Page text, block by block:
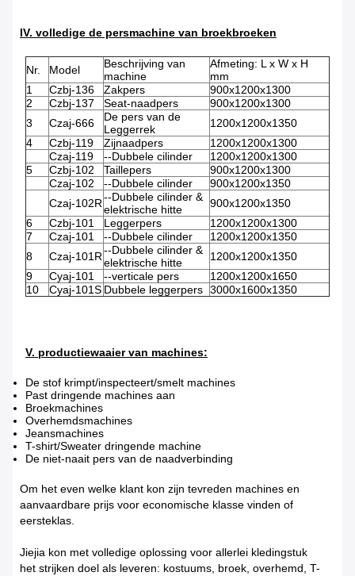
IV. volledige de persmachine van broekbroeken
Nr. Model
Beschrijving van
machine
Afmeting: L x W x H
mm
1
Czbj-136 Zakpers
900x1200x1300
2
Czbj-137 Seat-naadpers
900x1200x1300
3
Czaj-666
De pers van de
Leggerrek
1200x1200x1350
4
Czbj-119 Zijnaadpers
1200x1200x1300
Czaj-119
--Dubbele cilinder
1200x1200x1300
5
Czbj-102 Taillepers
900x1200x1300
Czaj-102
--Dubbele cilinder
900x1200x1350
Czaj-102R--Dubbele cilinder &
elektrische hitte
900x1200x1350
6
Czbj-101 Leggerpers
1200x1200x1300
7
Czaj-101 --Dubbele cilinder
1200x1200x1350
8
Czaj-101R--Dubbele cilinder &
elektrische hitte
1200x1200x1350
9
Cyaj-101 --verticale pers
1200x1200x1650
10
Cyaj-101S Dubbele leggerpers 3000x1600x1350
V. productiewaaier van machines:
De stof krimpt/inspecteert/smelt machines
Past dringende machines aan
Broekmachines
Overhemdsmachines
Jeansmachines
T-shirt/Sweater dringende machine
De niet-naait pers van de naadverbinding
Om het even welke klant kon zijn tevreden machines en
aanvaardbare prijs voor economische klasse vinden of
eersteklas.
Jiejia kon met volledige oplossing voor allerlei kledingstuk
het strijken doel als leveren: kostuums, broek, overhemd, T-